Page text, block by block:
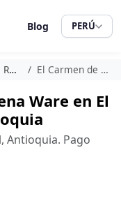
Blog PERÚ
El Carmen de Viboral
Ware en El
Antioquia. Pago